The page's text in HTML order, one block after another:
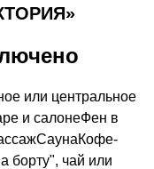
или центральное
и салонеФен в
борту", чай или